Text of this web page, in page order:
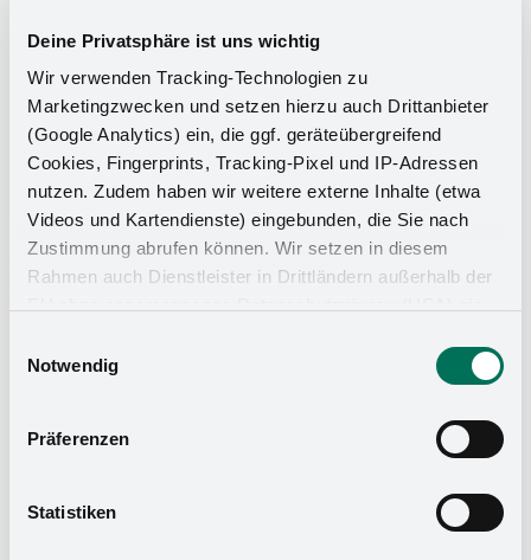
Deine Privatsphäre ist uns wichtig
Wir verwenden Tracking-Technologien zu
Marketingzwecken und setzen hierzu auch Drittanbieter
(Google Analytics) ein, die ggf. geräteübergreifend
Cookies, Fingerprints, Tracking-Pixel und IP-Adressen
nutzen. Zudem haben wir weitere externe Inhalte (etwa
Videos und Kartendienste) eingebunden, die Sie nach
Zustimmung abrufen können. Wir setzen in diesem
Rahmen auch Dienstleister in Drittländern außerhalb der
zu Sicherheits- und Überwachungszwecken zugreifen,
Rechtsmittel einlegen können. Mit Ihrer Einstellung
willigen Sie in die oben beschriebenen Vorgänge ein. Sie
widerrufen. Mehr Informationen finden Sie in unserer
Impressum.
Notwendig
Präferenzen
Statistiken
Küchen-Organizer